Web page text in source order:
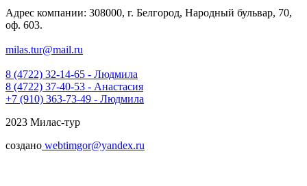
Адрес компании: 308000, г. Белгород, Народный бульвар, 70,
оф. 603.
milas.tur@mail.ru
8 (4722) 32-14-65 - Людмила
8 (4722) 37-40-53 - Анастасия
+7 (910) 363-73-49 - Людмила
2023 Милас-тур
создано webtimgor@yandex.ru